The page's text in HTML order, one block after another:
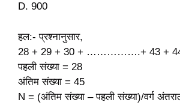
D. 900
हल:- प्रश्नानुसार,
28 + 29 + 30 + …………….+ 43 +
पहली संख्या = 28
अंतिम संख्या = 45
N = (अंतिम संख्या – पहली संख्या)/वर्ग